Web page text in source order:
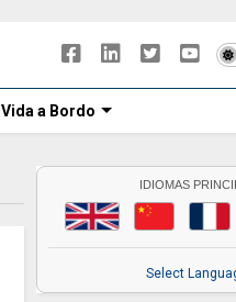
Vida a Bordo
IDIOMAS
Select